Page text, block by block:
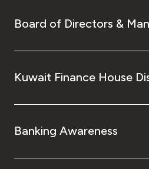
Board of Directors &
Kuwait Finance House
Banking Awareness